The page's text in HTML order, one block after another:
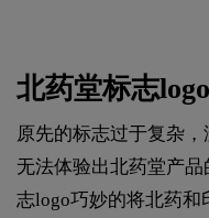
北药堂标志
原先的标志过于复杂
无法体验出北药堂产
志logo巧妙的将北药和